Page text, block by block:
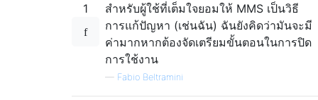
1
สำหรับผู้ใช้ที่เต็มใจยอมให้ MMS เป็นวิธี
การแก้ปัญหา (เช่นฉัน) ฉันยังคิดว่ามันจะมี
ค่ามากหากต้องจัดเตรียมขั้นตอนในการปิด
การใช้งาน
— Fabio Beltramini